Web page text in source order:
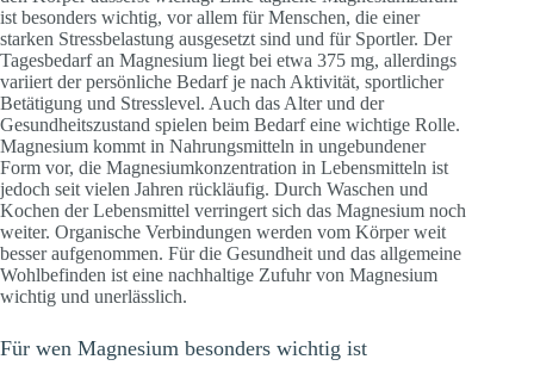
ist besonders wichtig, vor allem für Menschen, die einer
starken Stressbelastung ausgesetzt sind und für Sportler. Der
Tagesbedarf an Magnesium liegt bei etwa 375 mg, allerdings
variiert der persönliche Bedarf je nach Aktivität, sportlicher
Betätigung und Stresslevel. Auch das Alter und der
Gesundheitszustand spielen beim Bedarf eine wichtige Rolle.
Magnesium kommt in Nahrungsmitteln in ungebundener
Form vor, die Magnesiumkonzentration in Lebensmitteln ist
jedoch seit vielen Jahren rückläufig. Durch Waschen und
Kochen der Lebensmittel verringert sich das Magnesium noch
weiter. Organische Verbindungen werden vom Körper weit
besser aufgenommen. Für die Gesundheit und das allgemeine
Wohlbefinden ist eine nachhaltige Zufuhr von Magnesium
wichtig und unerlässlich.
Für wen Magnesium besonders wichtig ist